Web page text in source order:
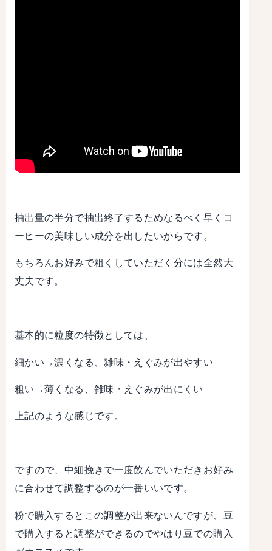
抽出量の半分で抽出終了するためなるべく早くコ
ーヒーの美味しい成分を出したいからです。
もちろんお好みで粗くしていただく分には全然大
丈夫です。
基本的に粒度の特徴としては、
細かい→濃くなる、雑味・えぐみが出やすい
粗い→薄くなる、雑味・えぐみが出にくい
上記のような感じです。
ですので、中細挽きで一度飲んでいただきお好み
に合わせて調整するのが一番いいです。
粉で購入するとこの調整が出来ないんですが、豆
で購入すると調整ができるのでやはり豆での購入